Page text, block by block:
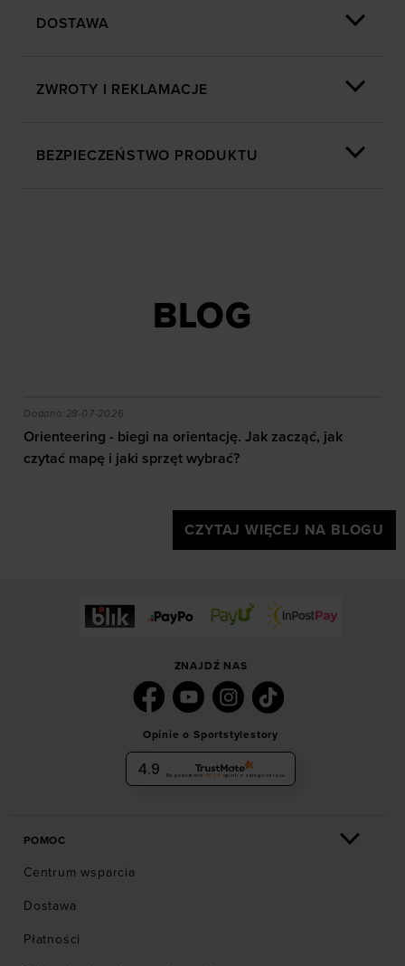
znajdziesz w naszej
oraz sekcji
DOSTAWA
ZWROTY I REKLAMACJE
BEZPIECZEŃSTWO PRODUKTU
BLOG
efekty daje trening?
Orienteering - biegi na orientację. Jak zacząć, jak
Dodano:28-07-2026
Orienteering - biegi na orientację. Jak zacząć, jak
czytać mapę i jaki sprzęt wybrać?
CZYTAJ WIĘCEJ NA BLOGU
ZNAJDŹ NAS
Opinie o Sportstylestory
4.9 Na podstawie 6036 opinii z całego okresu
POMOC
Centrum wsparcia
Dostawa
Płatności